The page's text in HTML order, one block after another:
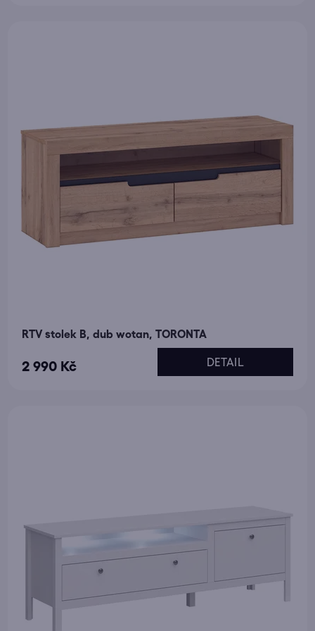
RTV stolek B, dub wotan, TORONTA
2 990 Kč DETAIL